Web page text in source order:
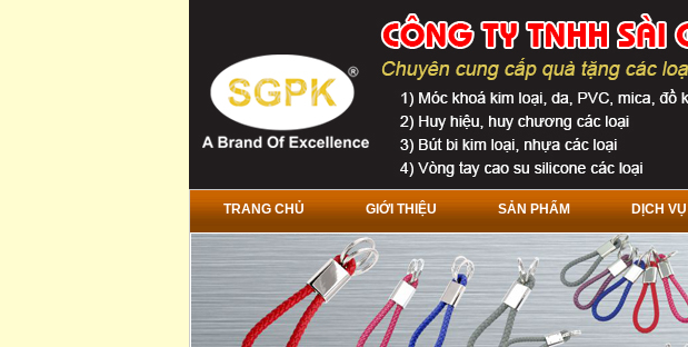
TRANG CHỦ GIỚI THIỆU SẢN PHẨM DỊCH VỤ